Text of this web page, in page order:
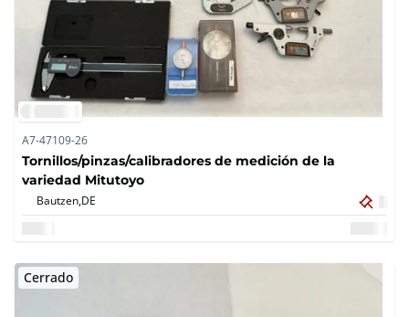
A7-47109-26
Tornillos/pinzas/calibradores de medición de la
variedad Mitutoyo
Bautzen,DE
Cerrado